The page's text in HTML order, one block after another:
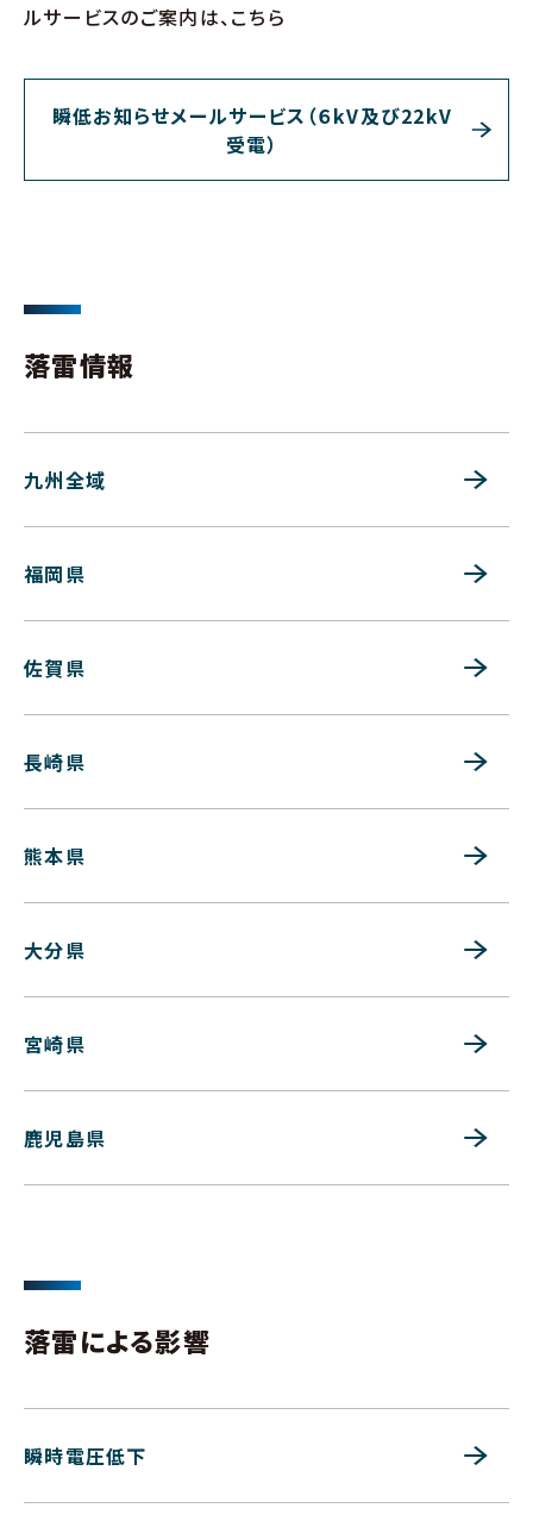
ルサービスのご案内は、こちら
瞬低お知らせメールサービス（６kV及び22kV
受電）
落雷情報
九州全域
福岡県
佐賀県
長崎県
熊本県
大分県
宮崎県
鹿児島県
落雷による影響
瞬時電圧低下